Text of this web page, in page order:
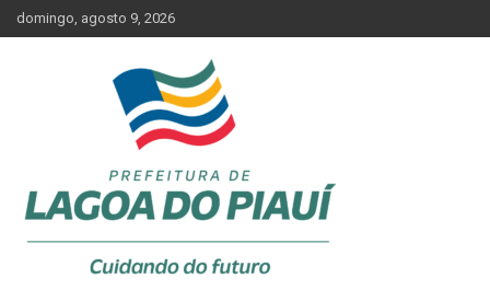
Skip
to
domingo, agosto 9, 2026